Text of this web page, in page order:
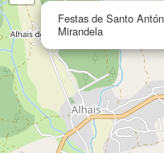
Festas de Santo
Mirandela